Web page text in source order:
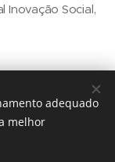
Inovação Social,
adequado
melhor